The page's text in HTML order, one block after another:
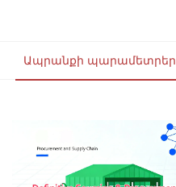
Ապրանքի պարամետրեր